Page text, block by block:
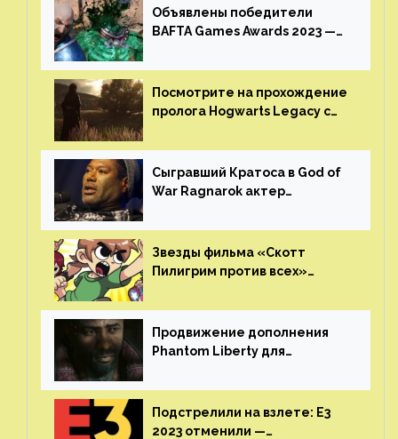
Объявлены победители
BAFTA Games Awards 2023 —
получила шесть наград
Посмотрите на прохождение
пролога Hogwarts Legacy с
GamesVoice показала первые
результаты своего труда
Сыгравший Кратоса в God of
War Ragnarok актер
игроков прекратить
консольные войны
Звезды фильма «Скотт
Пилигрим против всех»
аниме от Netflix
Продвижение дополнения
Phantom Liberty для
июне
Подстрелили на взлете: E3
2023 отменили —